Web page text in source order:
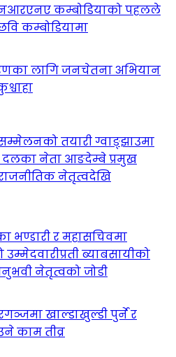
कम्बोडियाको पहलले
कम्बोडियामा
लागि जनचेतना अभियान
तयारी ग्वाङ्झाउमा
दलका नेता आङदेम्बे प्रमुख
नेतृत्वदेखि
भण्डारी र महासचिवमा
ब्याबसायीको
नेतृत्वको जोडी
खाल्डाखुल्डी पुर्ने र
काम तीव्र